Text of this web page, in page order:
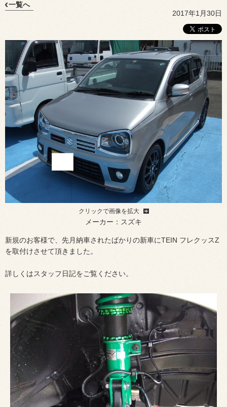
一覧へ
2017年1月30日
クリックで画像を拡大
メーカー：スズキ
新規のお客様で、先月納車されたばかりの新車にTEIN フレクッスZ
を取付けさせて頂きました。
詳しくはスタッフ日記をご覧ください。